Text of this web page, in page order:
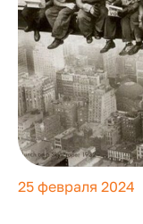
25 февраля 2024